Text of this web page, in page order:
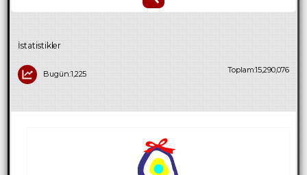
İstatistikler
Bugün:1,225 Toplam:15,290,076